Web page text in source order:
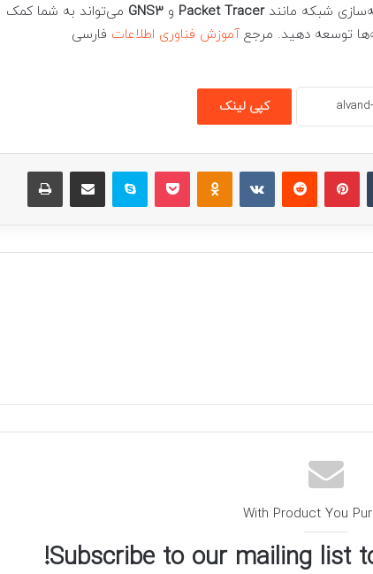
شبکه مانندPacket Tracer و GNS3 می‌تواند به شما کمک
توسعه دهید. مرجعآموزش فناوری اطلاعات فارسی
کپی لینک
تامبلر پینتریستReddit
VKontakte
Odnoklassniki
پاکت اسکایپ اشتراک گذاری با ایمیل چاپ
With Product You
Subscribe to our mailing list